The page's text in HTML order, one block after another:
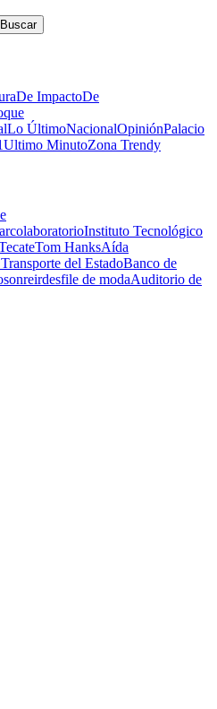
De ImpactoDe
Lo ÚltimoNacionalOpiniónPalacio
Ultimo MinutoZona Trendy
Instituto Tecnológico
Tom HanksAída
del EstadoBanco de
sonreirdesfile de modaAuditorio de